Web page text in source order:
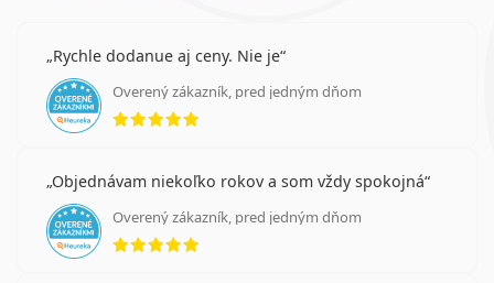
Rychle dodanue aj ceny. Nie je
Overený zákazník, pred jedným dňom
hodnotenie 5 z 5
Objednávam niekoľko rokov a som vždy spokojná
Overený zákazník, pred jedným dňom
hodnotenie 5 z 5